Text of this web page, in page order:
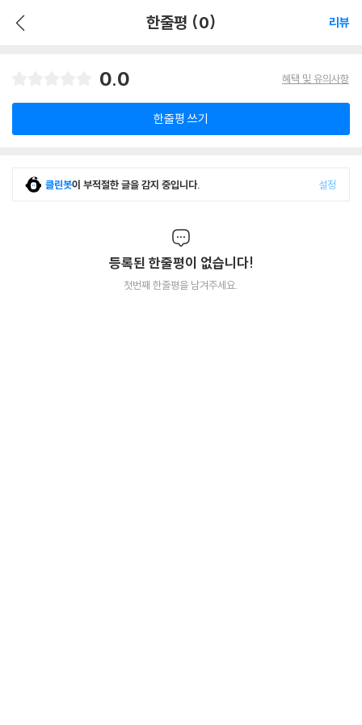
한줄평 (0) 리뷰
0.0 혜택 및 유의사항
한줄평 쓰기
클린봇이 부적절한 글을 감지 중입니다. 설정
등록된 한줄평이 없습니다!
첫번째 한줄평을 남겨주세요.